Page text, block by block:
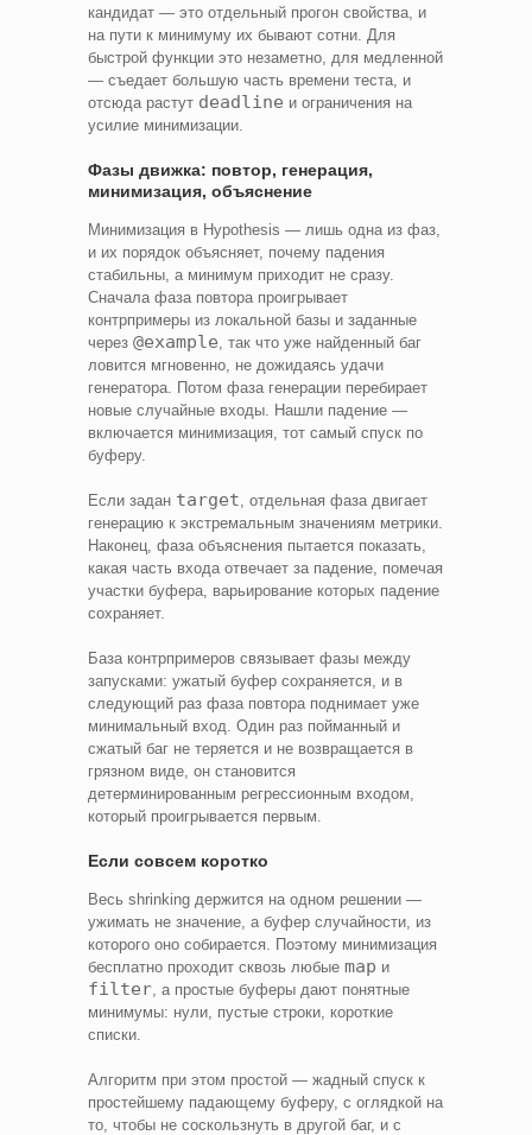
кандидат — это отдельный прогон свойства, и
на пути к минимуму их бывают сотни. Для
быстрой функции это незаметно, для медленной
— съедает большую часть времени теста, и
отсюда растут deadline и ограничения на
усилие минимизации.
Фазы движка: повтор, генерация,
минимизация, объяснение
Минимизация в Hypothesis — лишь одна из фаз,
и их порядок объясняет, почему падения
стабильны, а минимум приходит не сразу.
Сначала фаза повтора проигрывает
контрпримеры из локальной базы и заданные
через @example , так что уже найденный баг
ловится мгновенно, не дожидаясь удачи
генератора. Потом фаза генерации перебирает
новые случайные входы. Нашли падение —
включается минимизация, тот самый спуск по
буферу.
Если задан target , отдельная фаза двигает
генерацию к экстремальным значениям метрики.
Наконец, фаза объяснения пытается показать,
какая часть входа отвечает за падение, помечая
участки буфера, варьирование которых падение
сохраняет.
База контрпримеров связывает фазы между
запусками: ужатый буфер сохраняется, и в
следующий раз фаза повтора поднимает уже
минимальный вход. Один раз пойманный и
сжатый баг не теряется и не возвращается в
грязном виде, он становится
детерминированным регрессионным входом,
который проигрывается первым.
Если совсем коротко
Весь shrinking держится на одном решении —
ужимать не значение, а буфер случайности, из
которого оно собирается. Поэтому минимизация
бесплатно проходит сквозь любые map и
filter , а простые буферы дают понятные
минимумы: нули, пустые строки, короткие
списки.
Алгоритм при этом простой — жадный спуск к
простейшему падающему буферу, с оглядкой на
то, чтобы не соскользнуть в другой баг, и с